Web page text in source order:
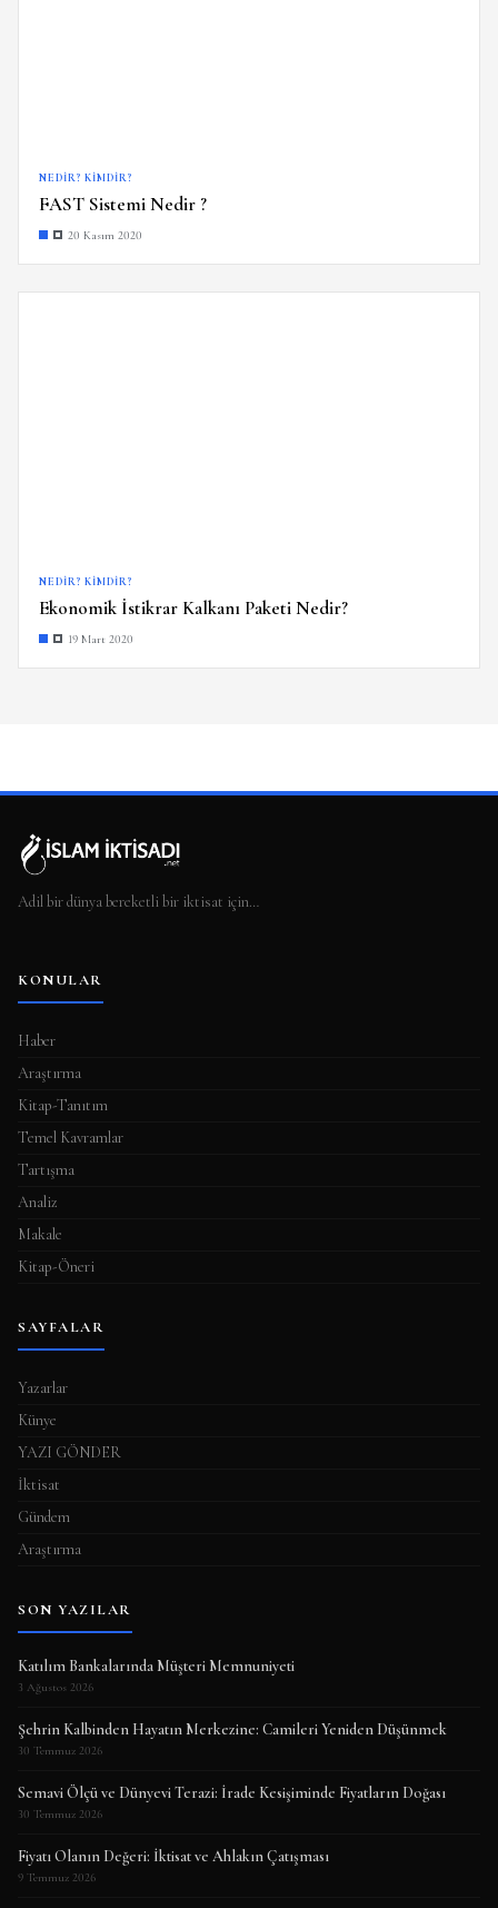
NEDIR? KIMDIR?
FAST Sistemi Nedir ?
20 Kasım 2020
NEDIR? KIMDIR?
Ekonomik İstikrar Kalkanı Paketi Nedir?
19 Mart 2020
Adil bir dünya bereketli bir iktisat için…
KONULAR
Haber
Araştırma
Kitap-Tanıtım
Temel Kavramlar
Tartışma
Analiz
Makale
Kitap-Öneri
SAYFALAR
Yazarlar
Künye
YAZI GÖNDER
İktisat
Gündem
Araştırma
SON YAZILAR
Katılım Bankalarında Müşteri Memnuniyeti
3 Ağustos 2026
Şehrin Kalbinden Hayatın Merkezine: Camileri Yeniden Düşünmek
30 Temmuz 2026
Semavi Ölçü ve Dünyevi Terazi: İrade Kesişiminde Fiyatların Doğası
30 Temmuz 2026
Fiyatı Olanın Değeri: İktisat ve Ahlakın Çatışması
9 Temmuz 2026